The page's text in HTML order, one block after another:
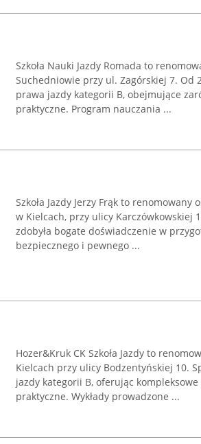
Szkoła Nauki Jazdy Romada to
Suchedniowie przy ul. Zagórskiej 7. Od
prawa jazdy kategorii B, obejmujące
praktyczne. Program nauczania ...
Szkoła Jazdy Jerzy Frąk to
w Kielcach, przy ulicy Karczówkowskiej
zdobyła bogate doświadczenie w
bezpiecznego i pewnego ...
Hozer&Kruk CK Szkoła Jazdy to
Kielcach przy ulicy Bodzentyńskiej 10.
jazdy kategorii B, oferując
praktyczne. Wykłady prowadzone ...